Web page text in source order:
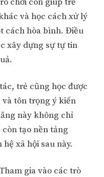
và học cách xử lý
cách hòa bình. Điều
xây dựng sự tự tin
trẻ cũng học được
và tôn trọng ý kiến
này không chỉ
tạo nền tảng
xã hội sau này.
gia vào các trò